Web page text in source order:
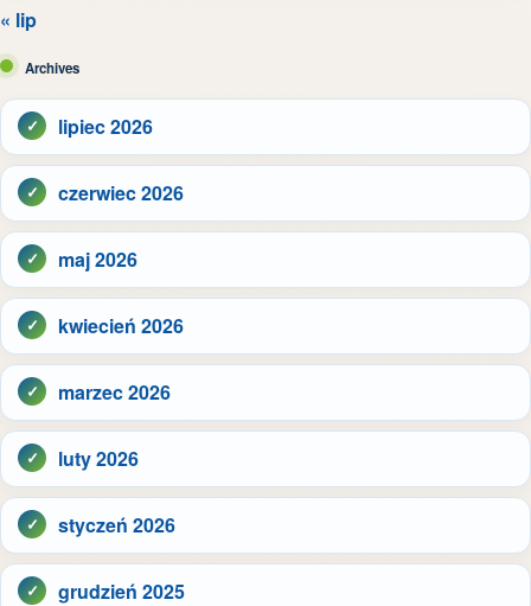
« lip
Archives
lipiec 2026
czerwiec 2026
maj 2026
kwiecień 2026
marzec 2026
luty 2026
styczeń 2026
grudzień 2025